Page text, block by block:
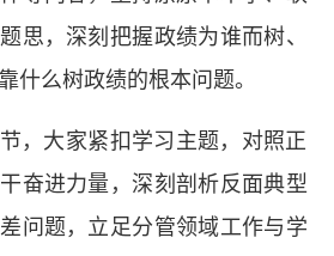
思，深刻把握政绩为谁而树、
什么树政绩的根本问题。
，大家紧扣学习主题，对照正
奋进力量，深刻剖析反面典型
问题，立足分管领域工作与学